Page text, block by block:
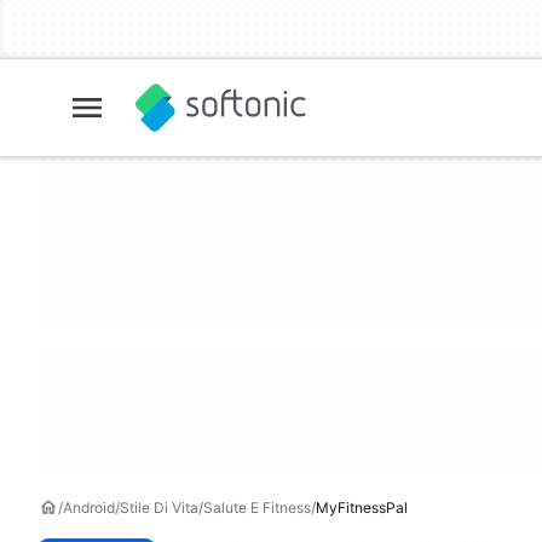
Android Stile Di Vita Salute E Fitness MyFitnessPal